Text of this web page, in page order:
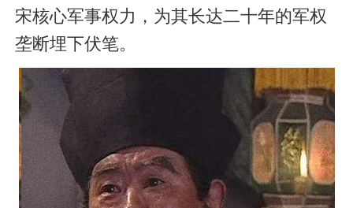
宋核心军事权力，为其长达二十年的军权
垄断埋下伏笔。